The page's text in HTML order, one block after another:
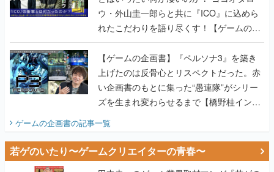
ウ・外山圭一郎らと共に『ICO』に込めら
れたこだわりを語り尽くす！【ゲームの企
画書】
【ゲームの企画書】『ペルソナ3』を築き
上げたのは反骨心とリスペクトだった。赤
い企画書のもとに集った“愚連隊”がシリー
ズを生まれ変わらせるまで【橋野桂インタ
ビュー】
ゲームの企画書の記事一覧
若ゲのいたり〜ゲームクリエイターの青春〜